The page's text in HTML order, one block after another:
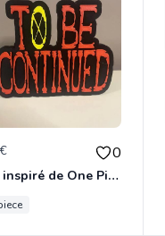
0
Logo inspiré de One Piece - To Be Continued